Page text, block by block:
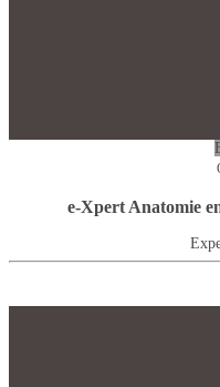
e-Xpert Anatomie